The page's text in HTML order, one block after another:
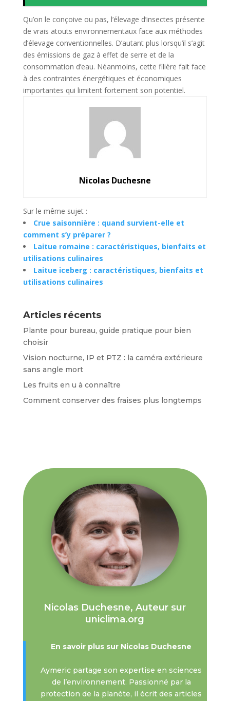
Qu’on le conçoive ou pas, l’élevage d’insectes présente
de vrais atouts environnementaux face aux méthodes
d’élevage conventionnelles. D’autant plus lorsqu’il s’agit
des émissions de gaz à effet de serre et de la
consommation d’eau. Néanmoins, cette filière fait face
à des contraintes énergétiques et économiques
importantes qui limitent fortement son potentiel.
Nicolas Duchesne
Sur le même sujet :
Crue saisonnière : quand survient-elle et
comment s’y préparer ?
Laitue romaine : caractéristiques, bienfaits et
utilisations culinaires
Laitue iceberg : caractéristiques, bienfaits et
utilisations culinaires
Articles récents
Plante pour bureau, guide pratique pour bien
choisir
Vision nocturne, IP et PTZ : la caméra extérieure
sans angle mort
Les fruits en u à connaître
Comment conserver des fraises plus longtemps
Nicolas Duchesne, Auteur sur
uniclima.org
En savoir plus sur Nicolas Duchesne
Aymeric partage son expertise en sciences
de l’environnement. Passionné par la
protection de la planète, il écrit des articles